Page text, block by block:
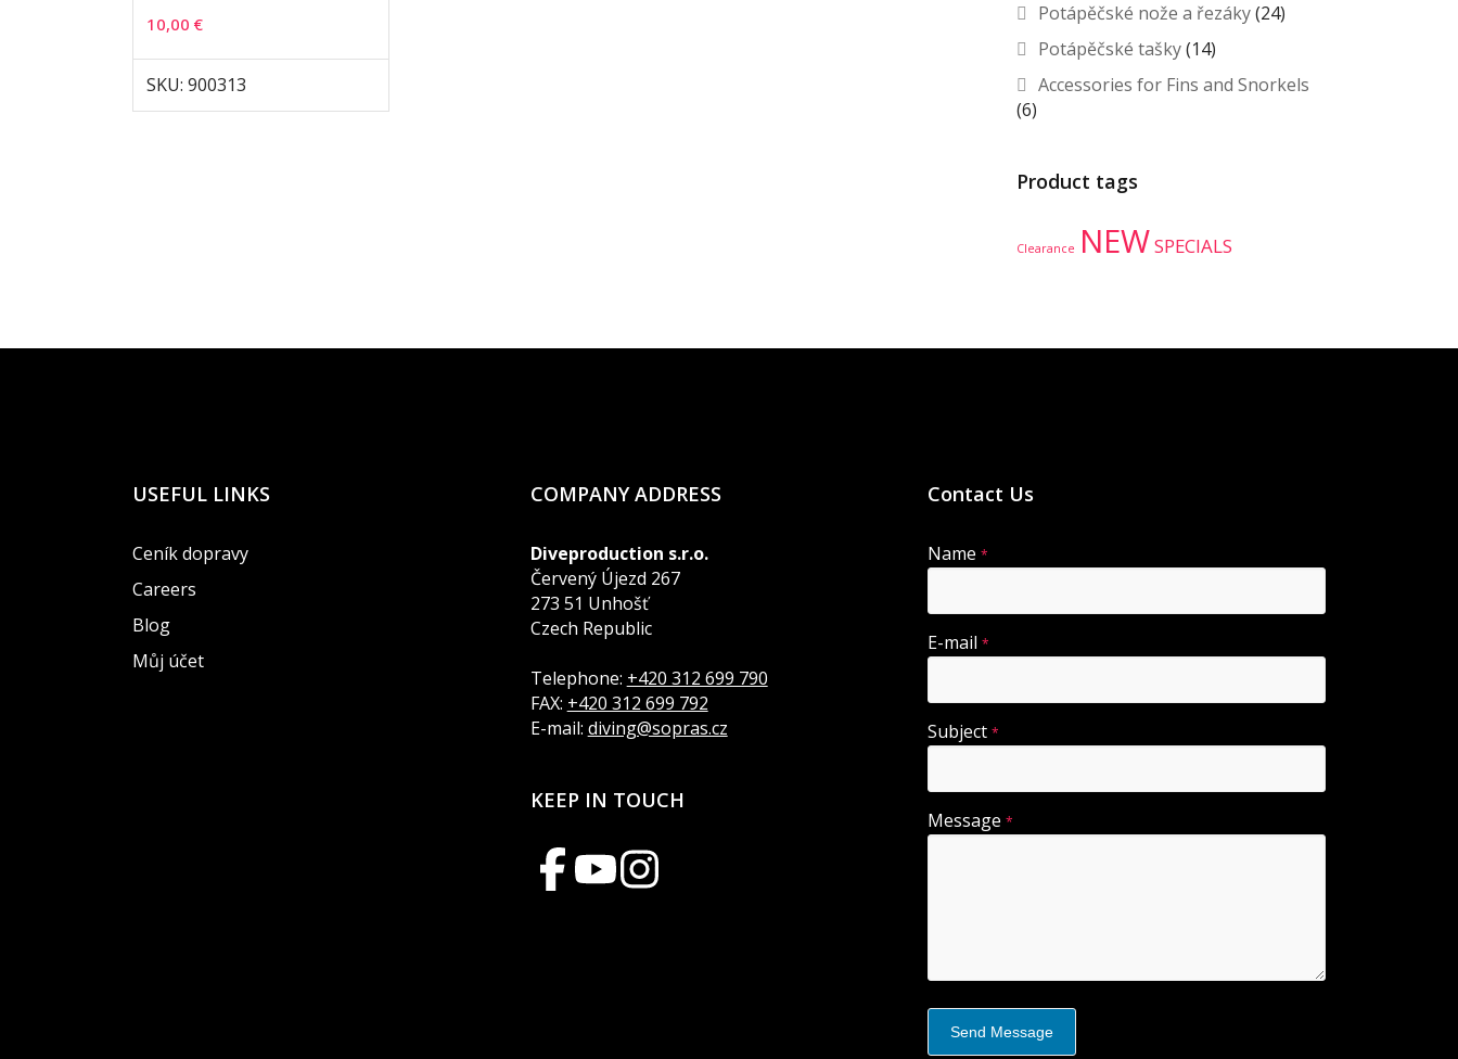
10,00 €
SKU: 900313
Potápěčské nože a řezáky(24)
Potápěčské tašky(14)
Accessories for Fins and Snorkels
(6)
Product tags
Clearance NEWSPECIALS
USEFUL LINKS
Ceník dopravy
Careers
Blog
Můj účet
COMPANY ADDRESS
Diveproduction s.r.o.
Červený Újezd 267
273 51 Unhošť
Czech Republic
Telephone: +420 312 699 790
FAX: +420 312 699 792
E-mail: diving@sopras.cz
KEEP IN TOUCH
Contact Us
Name*
E-mail*
Subject*
Message*